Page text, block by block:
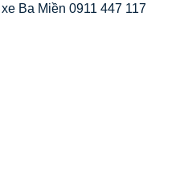
Ba Miền 0911 447 117